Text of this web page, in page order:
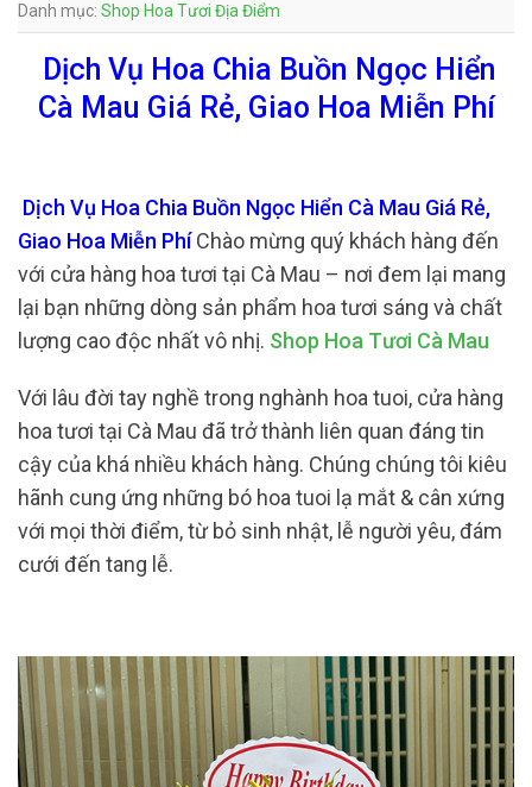
Danh mục: Shop Hoa Tươi Địa Điểm
Dịch Vụ Hoa Chia Buồn Ngọc Hiển
Cà Mau Giá Rẻ, Giao Hoa Miễn Phí
Dịch Vụ Hoa Chia Buồn Ngọc Hiển Cà Mau Giá Rẻ,
Giao Hoa Miễn PhíChào mừng quý khách hàng đến
với cửa hàng hoa tươi tại Cà Mau – nơi đem lại mang
lại bạn những dòng sản phẩm hoa tươi sáng và chất
lượng cao độc nhất vô nhị. Shop Hoa Tươi Cà Mau
Với lâu đời tay nghề trong nghành hoa tuoi, cửa hàng
hoa tươi tại Cà Mau đã trở thành liên quan đáng tin
cậy của khá nhiều khách hàng. Chúng chúng tôi kiêu
hãnh cung ứng những bó hoa tuoi lạ mắt & cân xứng
với mọi thời điểm, từ bỏ sinh nhật, lễ người yêu, đám
cưới đến tang lễ.